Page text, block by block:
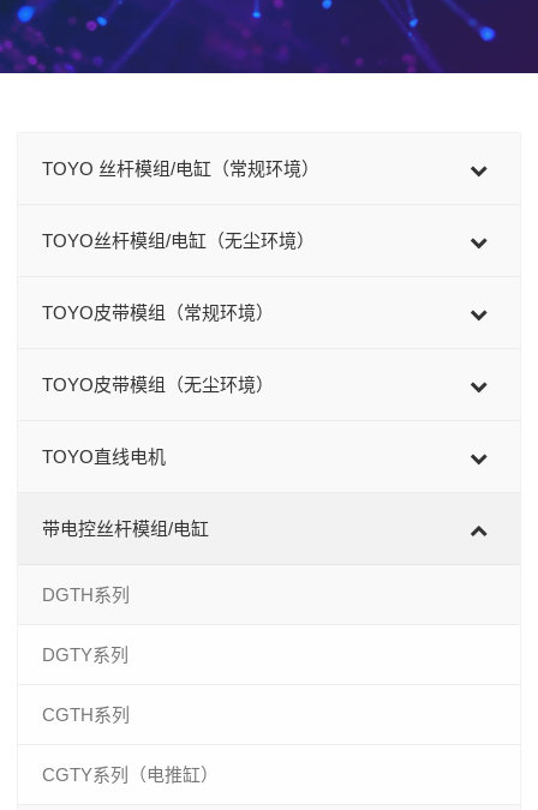
TOYO 丝杆模组/电缸（常规环境）
TOYO丝杆模组/电缸（无尘环境）
TOYO皮带模组（常规环境）
TOYO皮带模组（无尘环境）
TOYO直线电机
带电控丝杆模组/电缸
DGTH系列
DGTY系列
CGTH系列
CGTY系列（电推缸）